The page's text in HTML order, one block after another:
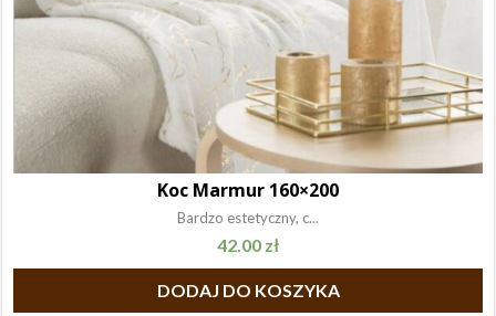
Koc Marmur 160×200
Bardzo estetyczny, c...
42.00 zł
DODAJ DO KOSZYKA